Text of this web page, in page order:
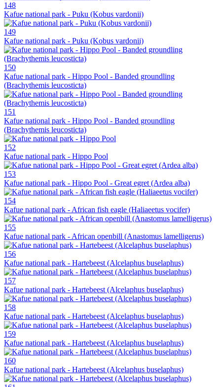
148
Kafue national park - Puku (Kobus vardonii)
149
Kafue national park - Puku (Kobus vardonii)
150
Kafue national park - Hippo Pool - Banded groundling
(Brachythemis leucosticta)
151
Kafue national park - Hippo Pool - Banded groundling
(Brachythemis leucosticta)
152
Kafue national park - Hippo Pool
153
Kafue national park - Hippo Pool - Great egret (Ardea alba)
154
Kafue national park - African fish eagle (Haliaeetus vocifer)
155
Kafue national park - African openbill (Anastomus lamelligerus)
156
Kafue national park - Hartebeest (Alcelaphus buselaphus)
157
Kafue national park - Hartebeest (Alcelaphus buselaphus)
158
Kafue national park - Hartebeest (Alcelaphus buselaphus)
159
Kafue national park - Hartebeest (Alcelaphus buselaphus)
160
Kafue national park - Hartebeest (Alcelaphus buselaphus)